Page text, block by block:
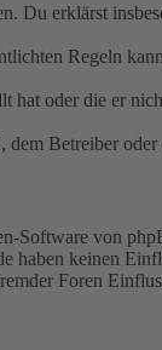
Du erklärst
Regeln
oder die er
dem Betreiber
Software von
haben keinen
Foren